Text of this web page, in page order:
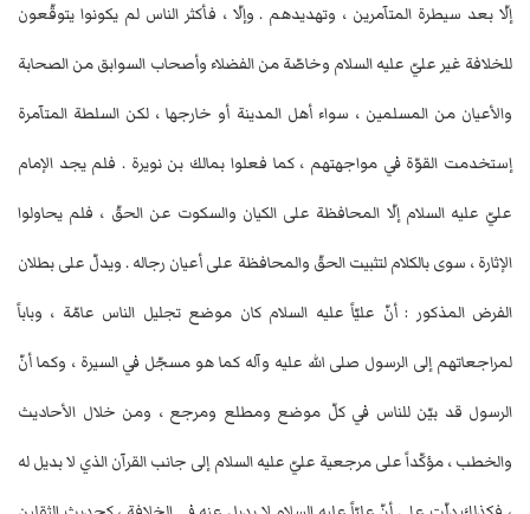
إلّا بعد سيطرة المتآمرين ، وتهديدهم . وإلّا ، فأكثر الناس لم يكونوا يتوقّعون
للخلافة غير عليّ عليه السلام وخاصّة من الفضلاء وأصحاب السوابق من الصحابة
والأعيان من المسلمين ، سواء أهل المدينة أو خارجها ، لكن السلطة المتآمرة
إستخدمت القوّة في مواجهتهم ، كما فعلوا بمالك بن نويرة . فلم يجد الإمام
عليّ عليه السلام إلّا المحافظة على الكيان والسكوت عن الحقّ ، فلم يحاولوا
الإثارة ، سوى بالكلام لتثبيت الحقّ والمحافظة على أعيان رجاله . ويدلّ على بطلان
الفرض المذكور : أنّ عليّاً عليه السلام كان موضع تجليل الناس عامّة ، وباباً
لمراجعاتهم إلى الرسول صلى الله عليه وآله كما هو مسجّل في السيرة ، وكما أنّ
الرسول قد بيّن للناس في كلّ موضع ومطلع ومرجع ، ومن خلال الأحاديث
والخطب ، مؤكّداً على مرجعية عليّ عليه السلام إلى جانب القرآن الذي لا بديل له